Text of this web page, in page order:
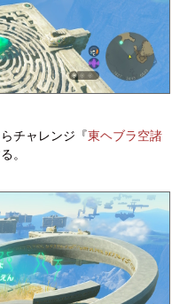
チャレンジ『東ヘブラ空諸
。